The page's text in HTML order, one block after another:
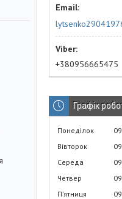
+380956665475
Графік
Понеділок
Вівторок
Середа
Четвер
Пʼятниця